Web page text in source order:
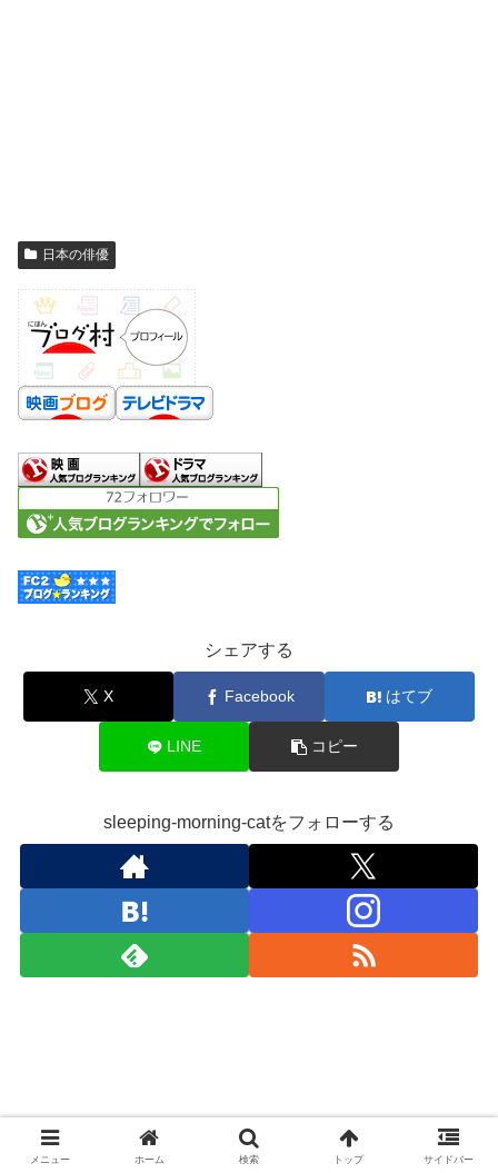
日本の俳優
シェアする
X Facebook はてブ
LINE コピー
sleeping-morning-catをフォローする
メニュー ホーム 検索 トップ サイドバー